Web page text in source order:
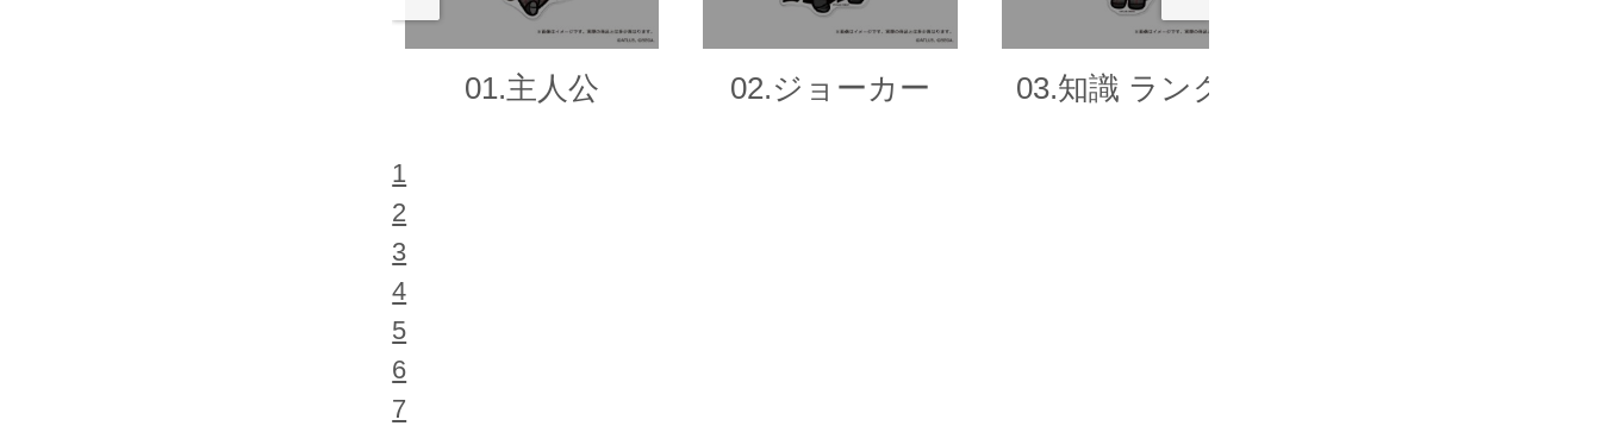
01.主人公 02.ジョーカー 03.知識 ランク1
1
2
3
4
5
6
7